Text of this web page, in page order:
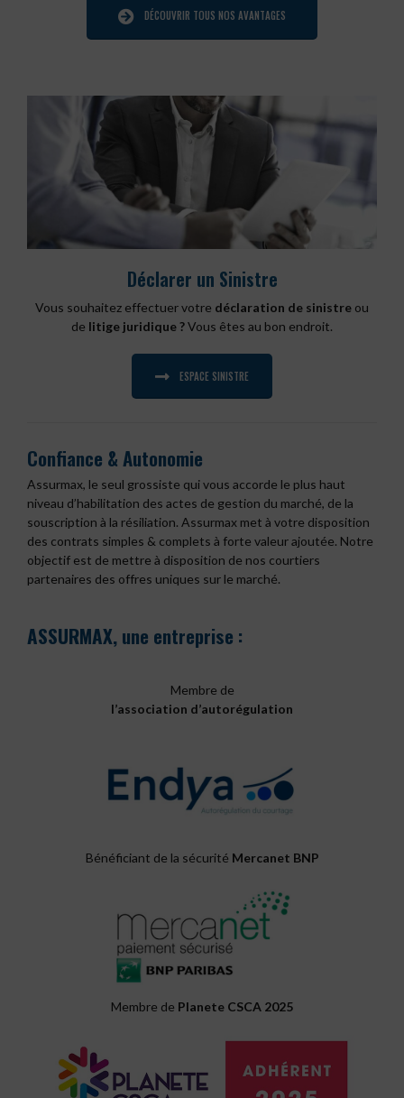
DÉCOUVRIR TOUS NOS AVANTAGES
Déclarer un Sinistre
Vous souhaitez effectuer votre déclaration de sinistre ou
de litige juridique ?Vous êtes au bon endroit.
ESPACE SINISTRE
Confiance & Autonomie
Assurmax, le seul grossiste qui vous accorde le plus haut
niveau d’habilitation des actes de gestion du marché, de la
souscription à la résiliation. Assurmax met à votre disposition
des contrats simples & complets à forte valeur ajoutée. Notre
objectif est de mettre à disposition de nos courtiers
partenaires des offres uniques sur le marché.
ASSURMAX,une entreprise :
Membre de
l’association d’autorégulation
Bénéficiant de la sécurité Mercanet BNP
Membre de Planete CSCA 2025